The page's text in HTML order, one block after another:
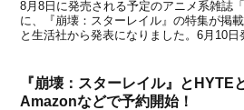
8月8日に発売される予定のアニメ系雑誌
に、『崩壊：スターレイル』の特集が掲
と生活社から発表になりました。6月10日
『崩壊：スターレイル』とHYTE
Amazonなどで予約開始！